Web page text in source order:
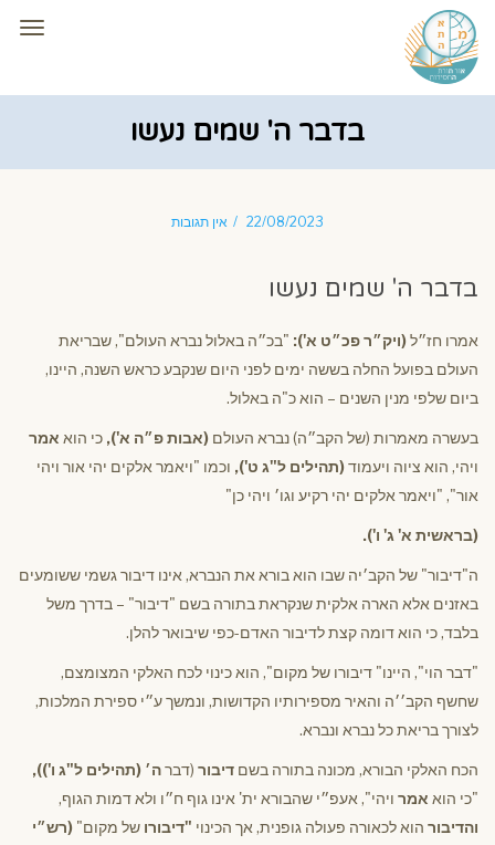
בדבר ה' שמים נעשו
22/08/2023 אין תגובות
בדבר ה' שמים נעשו
אמרו חז״ל(ויק״ר פכ״ט א'): "בכ״ה באלול נברא העולם", שבריאת
העולם בפועל החלה בששה ימים לפני היום שנקבע כראש השנה, היינו,
ביום שלפי מנין השנים – הוא כ"ה באלול.
בעשרה מאמרות (של הקב״ה) נברא העולם (אבות פ״ה א'), כי הוא אמר
ויהי, הוא ציוה ויעמוד(תהילים ל"ג ט'), וכמו "ויאמר אלקים יהי אור ויהי
אור", "ויאמר אלקים יהי רקיע וגו׳ ויהי כן"
(בראשית א' ג' ו').
ה"דיבור" של הקב׳יה שבו הוא בורא את הנברא, אינו דיבור גשמי ששומעים
באזנים אלא הארה אלקית שנקראת בתורה בשם "דיבור" – בדרך משל
בלבד, כי הוא דומה קצת לדיבור האדם-כפי שיבואר להלן.
"דבר הוי", היינו" דיבורו של מקום", הוא כינוי לכח האלקי המצומצם,
שחשף הקב׳׳ה והאיר מספירותיו הקדושות, ונמשך ע״י ספירת המלכות,
לצורך בריאת כל נברא ונברא.
הכח האלקי הבורא, מכונה בתורה בשם דיבור (דברה׳ (תהילים ל"ג ו')),
"כי הוא אמר ויהי", אעפ״י שהבורא ית' אינו גוף ח״ו ולא דמות הגוף,
והדיבור הוא לכאורה פעולה גופנית, אך הכינוי "דיבורו של מקום" (רש״י